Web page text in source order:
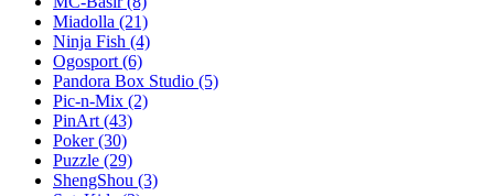
Miadolla (21)
Ninja Fish (4)
Ogosport (6)
Pandora Box Studio (5)
Pic-n-Mix (2)
PinArt (43)
Poker(30)
Puzzle (29)
ShengShou (3)